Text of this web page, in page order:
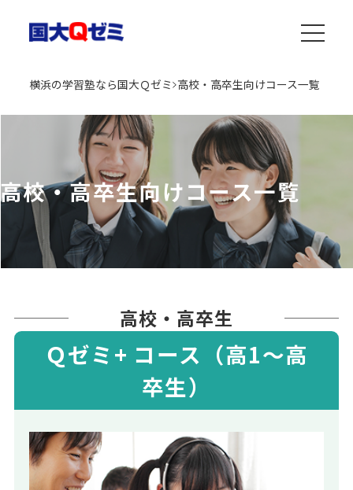
横浜の学習塾なら国大Ｑゼミ 高校・高卒生向けコース一覧
高校・高卒生向けコース一覧
高校・高卒生
Ｑゼミ+ コース（高1～高
卒生）